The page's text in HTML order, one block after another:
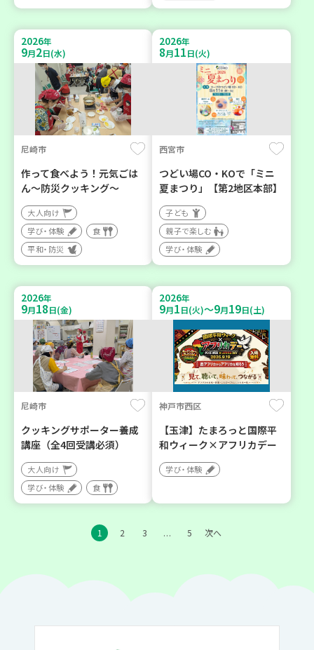
2026年
9月2日(水)
尼崎市
作って食べよう！元気ごは
ん～防災クッキング～
大人向け
学び・体験
食
平和・防災
2026年
8月11日(火)
西宮市
つどい場CO・KOで「ミニ
夏まつり」【第2地区本部】
子ども
親子で楽しむ
学び・体験
2026年
9月18日(金)
尼崎市
クッキングサポーター養成
講座（全4回受講必須）
大人向け
学び・体験
食
2026年
9月1日(火)～9月19日(土)
神戸市西区
【玉津】たまろっと国際平
和ウィーク×アフリカデー
学び・体験
1 2 3 … 5 次へ